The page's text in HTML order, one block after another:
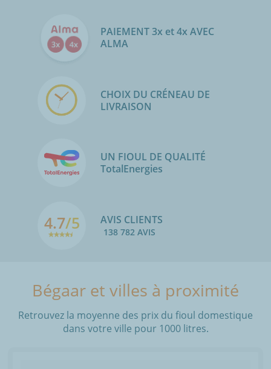
PAIEMENT 3x et 4x AVEC
ALMA
CHOIX DU CRÉNEAU DE
LIVRAISON
UN FIOUL DE QUALITÉ
TotalEnergies
4.7/5 AVIS CLIENTS
138 782 AVIS
Bégaar et villes à proximité
Retrouvez la moyenne des prix du fioul domestique
dans votre ville pour 1000 litres.